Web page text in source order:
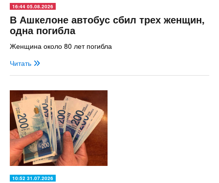
16:44 05.08.2026
В Ашкелоне автобус сбил трех женщин,
одна погибла
Женщина около 80 лет погибла
Читать
10:52 31.07.2026